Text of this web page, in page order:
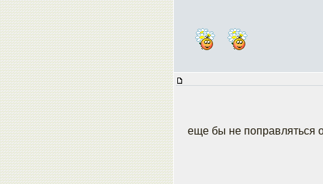
еще бы не поправляться